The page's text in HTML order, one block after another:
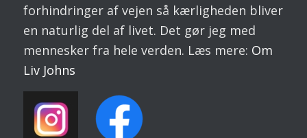
forhindringer af vejen så kærligheden bliver
en naturlig del af livet. Det gør jeg med
mennesker fra hele verden. Læs mere: Om
Liv Johns